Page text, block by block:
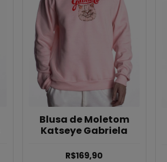
Blusa de Moletom
Katseye Gabriela
R$169,90